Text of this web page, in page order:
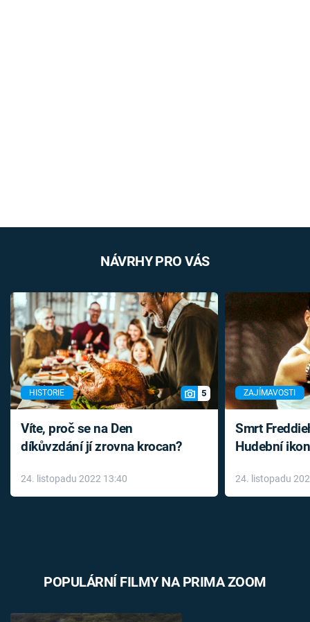
NÁVRHY PRO VÁS
HISTORIE 5
Víte, proč se na Den
díkůvzdání jí zrovna krocan?
24. listopadu 2022 13:40
ZAJÍMAVOSTI
Smrt
Hudební
léky
24. listopadu
POPULÁRNÍ FILMY NA PRIMA ZOOM